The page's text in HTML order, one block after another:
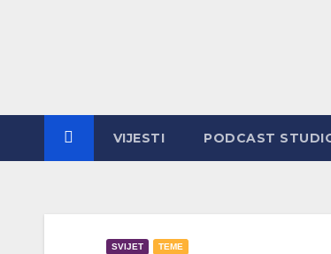
VIJESTI PODCAST
SVIJET TEME